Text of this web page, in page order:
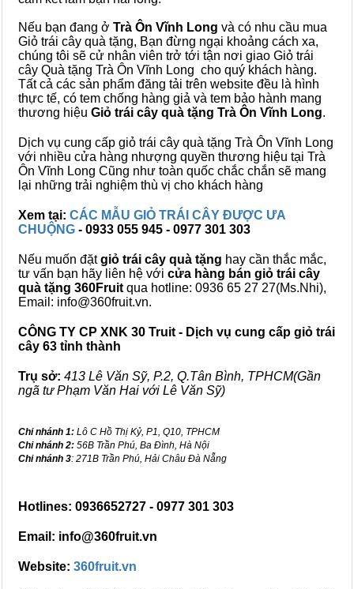
Nếu bạn đang ở Trà Ôn Vĩnh Long và có nhu cầu mua
Giỏ trái cây quà tặng, Bạn đừng ngại khoảng cách xa,
chúng tôi sẽ cử nhân viên trở tới tận nơi giao Giỏ trái
cây Quà tặng Trà Ôn Vĩnh Long cho quý khách hàng.
Tất cả các sản phẩm đăng tải trên website đều là hình
thực tế, có tem chống hàng giả và tem bảo hành mang
thương hiệu Giỏ trái cây quà tặng Trà Ôn Vĩnh Long.
Dịch vụ cung cấp giỏ trái cây quà tặng Trà Ôn Vĩnh Long
với nhiều cửa hàng nhượng quyền thương hiệu tại Trà
Ôn Vĩnh Long Cũng như toàn quốc chắc chắn sẽ mang
lại những trải nghiệm thù vị cho khách hàng
Xem tại: CÁC MẪU GIỎ TRÁI CÂY ĐƯỢC ƯA
CHUỘNG - 0933 055 945 - 0977 301 303
Nếu muốn đặtgiỏ trái cây quà tặng hay cần thắc mắc,
tư vấn bạn hãy liên hệ với cửa hàng bán giỏ trái cây
quà tặng 360Fruit qua hotline: 0936 65 27 27(Ms.Nhi),
Email: info@360fruit.vn.
CÔNG TY CP XNK 30 Truit - Dịch vụ cung cấp giỏ trái
cây 63 tỉnh thành
Trụ sở: 413 Lê Văn Sỹ, P.2, Q.Tân Bình, TPHCM(Gần
ngã tư Phạm Văn Hai với Lê Văn Sỹ)
Chi nhánh 1: Lô C Hồ Thị Kỷ, P1, Q10, TPHCM
Chi nhánh 2: 56B Trần Phú, Ba Đình, Hà Nội
Chi nhánh 3: 271B Trần Phú, Hải Châu Đà Nẵng
Hotlines: 0936652727 - 0977 301 303
Email: info@360fruit.vn
Website: 360fruit.vn